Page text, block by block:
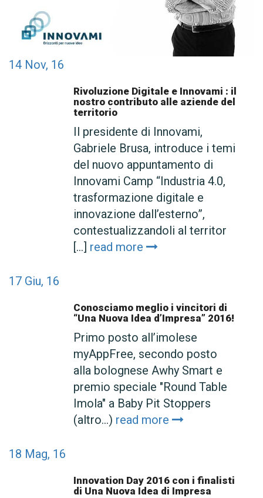
Rivoluzione Digitale e Innovami : il
nostro contributo alle aziende del
territorio
14 Nov, 16
Il presidente di Innovami,
Gabriele Brusa, introduce i temi
del nuovo appuntamento di
Innovami Camp “Industria 4.0,
trasformazione digitale e
innovazione dall’esterno”,
contestualizzandoli al territor
[...] read more
Conosciamo meglio i vincitori di
“Una Nuova Idea d’Impresa” 2016!
17 Giu, 16
Primo posto all’imolese
myAppFree, secondo posto
alla bolognese Awhy Smart e
premio speciale "Round Table
Imola" a Baby Pit Stoppers
(altro…) read more
Innovation Day 2016 con i finalisti
di Una Nuova Idea di Impresa
18 Mag, 16